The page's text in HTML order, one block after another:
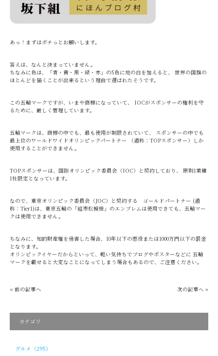
あっ！まずはポチっとお願いします。
答えは、なんと決まっていません。
ちなみに色は、「青・黄・黒・緑・赤」の5色に地の白を加えると、 世界の国旗の
ほとんどを描くことが出来るという理由で選ばれたそうです。
この五輪マークですが、いまや商標になっていて、 IOCがスポンサーの権利を守
るために、厳しく管理しています。
五輪マークは、商標の中でも、最も使用が制限されていて、 スポンサーの中でも
最上位のワールドワイドオリンピックパートナー （通称：TOPスポンサー）しか
使用することができません。
TOPスポンサーは、国際オリンピック委員会（IOC）と契約しており、 原則1業種
1社限定となっています。
なので、東京オリンピック委員会（JOC）と契約する ゴールドパートナー (通
称：Tier1)は、東京五輪の「組市松模様」のエンブレムは使用できても、五輪マー
クは使用できません。
ちなみに、知的財産権を侵害した場合、10年以下の懲役または1000万円以下の罰金
となります。
オリンピックイヤーだからといって、軽い気持ちでブログやポスターなどに 五輪
マークを載せると大変なことになってしまう場合もあるので、ご注意ください。
« 前の記事へ 次の記事へ »
カテゴリ
グルメ（295）